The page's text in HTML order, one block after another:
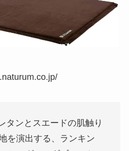
タンとスエードの肌触り
を演出する、ランキン